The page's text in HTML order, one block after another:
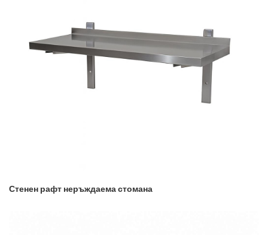
Стенен рафт неръждаема стомана